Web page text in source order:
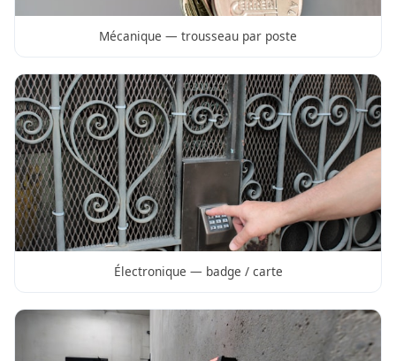
Mécanique — trousseau par poste
Électronique — badge / carte